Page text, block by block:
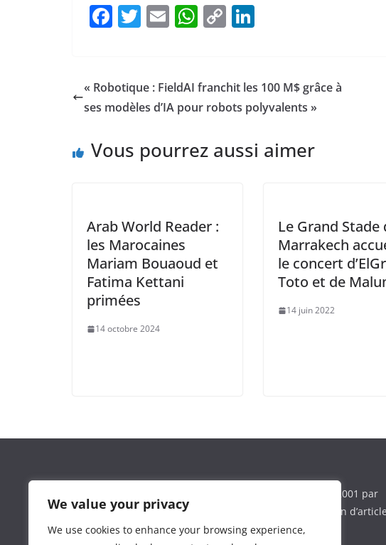
We value your privacy
We use cookies to enhance your browsing experience,
F
e
b
o
T
er
E
l
W
s
A
p
C
y
Li
k
e
dI
« Robotique : FieldAI franchit les 100 M$ grâce à
ses modèles d’IA pour robots polyvalents »
Vous pourrez aussi aimer
Arab World Reader :
les Marocaines
Mariam Bouaoud et
Fatima Kettani
primées
14 octobre 2024
Le Grand Stade
Marrakech
le concert
Toto et de
14 juin 2022
Leguide.ma est un site d’information marocain crée en 2001 par
l’agence3wdev.ma dans le but de proposer une sélection
d’actualité et de conseil de calibre.